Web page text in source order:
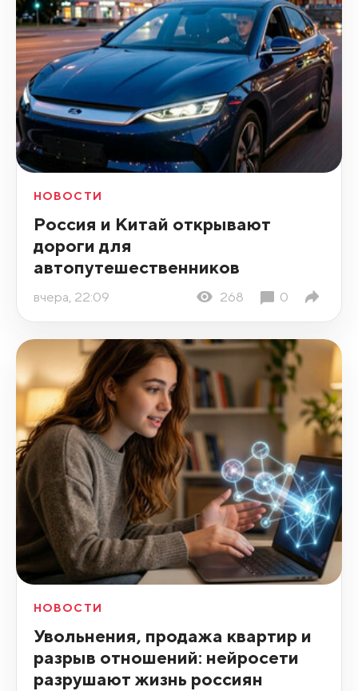
НОВОСТИ
Россия и Китай открывают
дороги для
автопутешественников
вчера, 22:09 268 0
НОВОСТИ
Увольнения, продажа квартир и
разрыв отношений: нейросети
разрушают жизнь россиян